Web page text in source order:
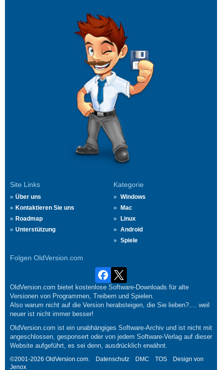
Site Links
Über uns
Kontaktieren Sie uns
Roadmap
Unterstützung
Kategorie
Windows
Mac
Linux
Android
Spiele
Folgen OldVersion.com
OldVersion.com bietet kostenlose Software-Downloads für alte
Versionen von Programmen, Treibern und Spielen.
Also warum nicht auf die Version herabsteigen, die Sie lieben?.... weil
neuer ist nicht immer besser!
OldVersion.com ist ein unabhängiges Software-Archiv und ist nicht mit
angeschlossen, gesponsert oder von jedem Software-Verlag auf dieser
Website aufgeführt, es sei denn, ausdrücklich erwähnt.
©2001-2026 OldVersion.com. Datenschutz DMC TOS
Design von
Jenox